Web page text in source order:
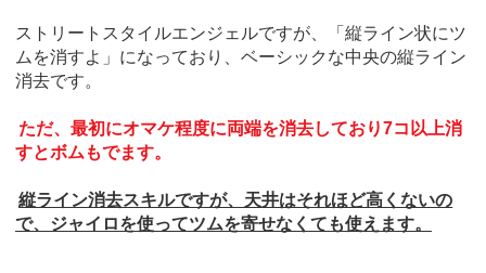
ストリートスタイルエンジェルですが、「縦ライン状にツ
ムを消すよ」になっており、ベーシックな中央の縦ライン
消去です。
ただ、最初にオマケ程度に両端を消去しており7コ以上消
すとボムもでます。
縦ライン消去スキルですが、天井はそれほど高くないの
で、ジャイロを使ってツムを寄せなくても使えます。